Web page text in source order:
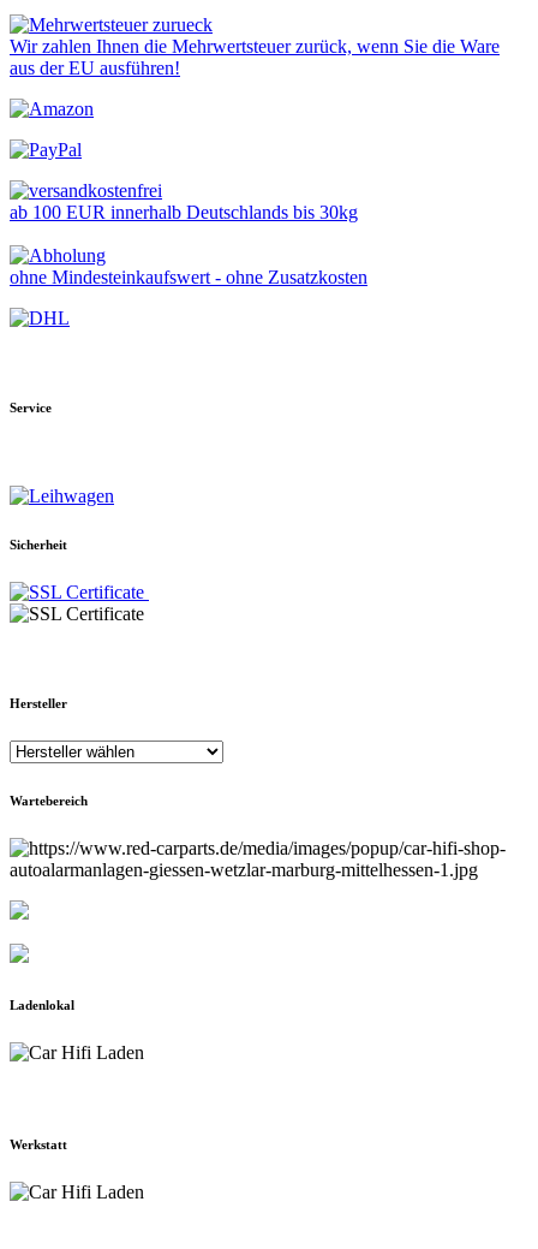
Wir zahlen Ihnen die Mehrwertsteuer zurück, wenn Sie die Ware
aus der EU ausführen!
ab 100 EUR innerhalb Deutschlands bis 30kg
ohne Mindesteinkaufswert - ohne Zusatzkosten
Service
Sicherheit
Hersteller
Wartebereich
Ladenlokal
Werkstatt